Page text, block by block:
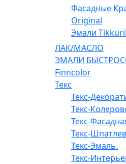
Фасадные
Original
Эмали
ЛАК/МАСЛО
ЭМАЛИ
Finncolor
Текс
Текс-
Текс-
Текс-
Текс-
Текс-Эмаль.
Текс-